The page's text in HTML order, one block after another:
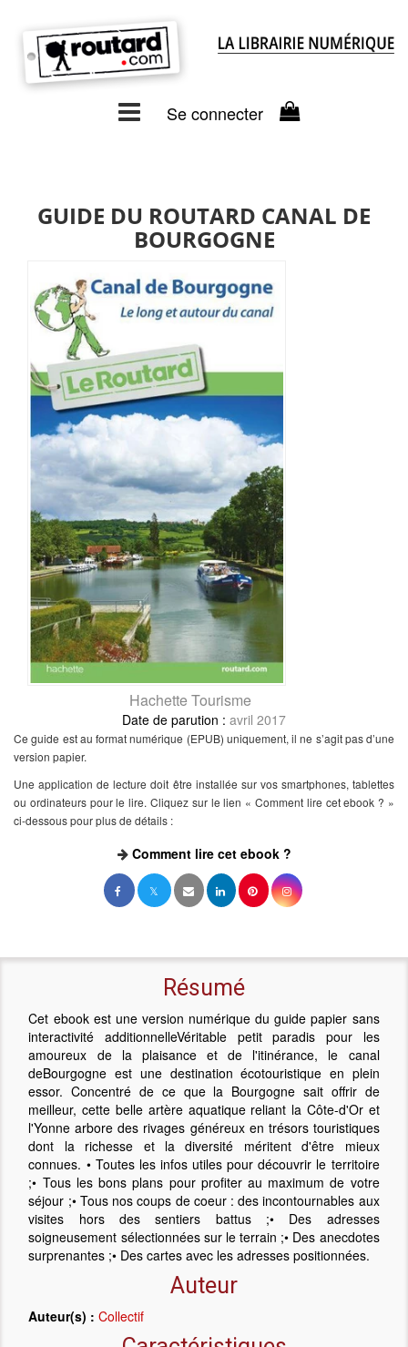
Se connecter
GUIDE DU ROUTARD CANAL DE
BOURGOGNE
Hachette Tourisme
avril 2017
Ce guide est au format numérique (EPUB) uniquement, il ne s’agit pas d’une
version papier.
Une application de lecture doit être installée sur vos smartphones, tablettes
ou ordinateurs pour le lire. Cliquez sur le lien « Comment lire cet ebook ? »
ci-dessous pour plus de détails :
Comment lire cet ebook ?
Résumé
Cet ebook est une version numérique du guide papier sans
interactivité additionnelleVéritable petit paradis pour les
amoureux de la plaisance et de l'itinérance, le canal
deBourgogne est une destination écotouristique en plein
essor. Concentré de ce que la Bourgogne sait offrir de
meilleur, cette belle artère aquatique reliant la Côte-d'Or et
l'Yonne arbore des rivages généreux en trésors touristiques
dont la richesse et la diversité méritent d'être mieux
connues. • Toutes les infos utiles pour découvrir le territoire
;• Tous les bons plans pour profiter au maximum de votre
séjour ;• Tous nos coups de coeur : des incontournables aux
visites hors des sentiers battus ;• Des adresses
soigneusement sélectionnées sur le terrain ;• Des anecdotes
surprenantes ;• Des cartes avec les adresses positionnées.
Auteur
Auteur(s) : Collectif